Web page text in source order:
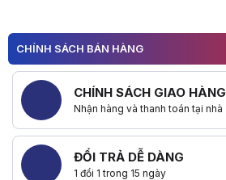
CHÍNH SÁCH BÁN HÀNG
CHÍNH SÁCH GIAO HÀNG
Nhận hàng và thanh toán tại nhà
ĐỔI TRẢ DỄ DÀNG
1 đổi 1 trong 15 ngày